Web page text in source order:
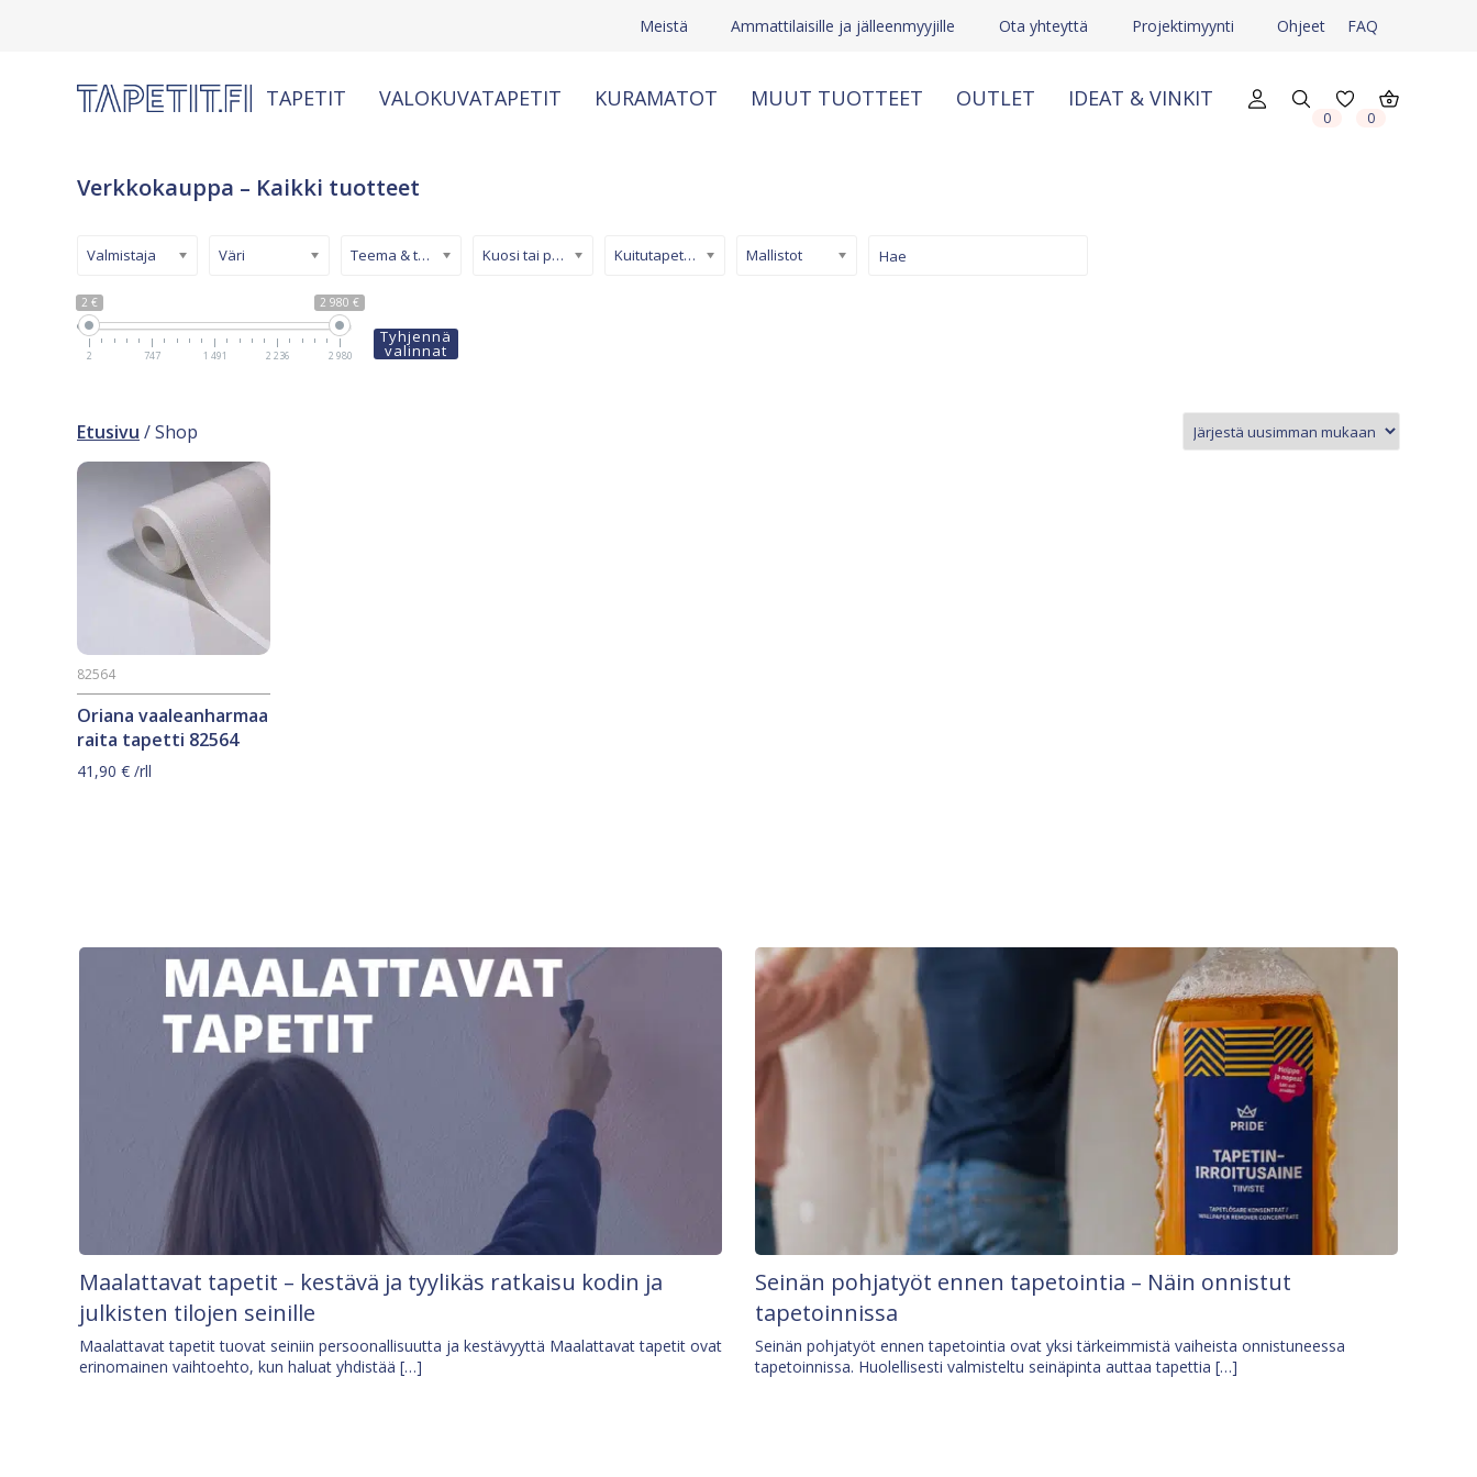
Meistä Ammattilaisille ja jälleenmyyjille Ota yhteyttä Projektimyynti Ohjeet FAQ
TAPETIT VALOKUVATAPETIT KURAMATOT MUUT TUOTTEET OUTLET IDEAT & VINKIT
0 0
Verkkokauppa – Kaikki tuotteet
2 € 2 980 €
2 747 1 491 2 236 2 980
Valmistaja Väri Teema & tyyli Kuosi tai pinta Kuitutapetti (non-woven) Mallistot
Tyhjennä
valinnat
Etusivu / Shop
Oriana vaaleanharmaa
raita tapetti 82564
82564
41,90 € /rll
Maalattavat tapetit – kestävä ja tyylikäs ratkaisu kodin ja
julkisten tilojen seinille
Maalattavat tapetit tuovat seiniin persoonallisuutta ja kestävyyttä Maalattavat tapetit ovat
erinomainen vaihtoehto, kun haluat yhdistää […]
Seinän pohjatyöt ennen tapetointia – Näin onnistut
tapetoinnissa
Seinän pohjatyöt ennen tapetointia ovat yksi tärkeimmistä vaiheista onnistuneessa
tapetoinnissa. Huolellisesti valmisteltu seinäpinta auttaa tapettia […]